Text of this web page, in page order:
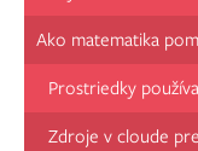
Ako matematika
Prostriedky
Zdroje v cloude